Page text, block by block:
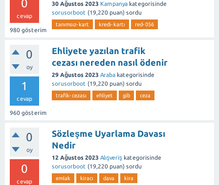
0
cevap
980 gösterim
30 Ağustos 2023 Kampanya kategorisinde
sorusorboot (19,220 puan) sordu
tanımsız-kart kredi-kartı red-056
0
oy
1
cevap
960 gösterim
Ehliyete yazılan trafik
cezası nereden nasıl ödenir
29 Ağustos 2023 Araba kategorisinde
sorusorboot (19,220 puan) sordu
trafik-cezası ehliyet gib ceza
0
oy
0
cevap
Sözleşme Uyarlama Davası
Nedir
12 Ağustos 2023 Alışveriş kategorisinde
sorusorboot (19,220 puan) sordu
emlak kiracı dava kira